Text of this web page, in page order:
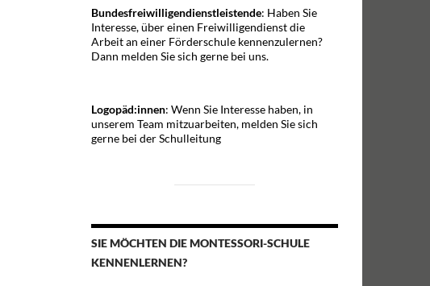
Bundesfreiwilligendienstleistende: Haben Sie
Interesse, über einen Freiwilligendienst die
Arbeit an einer Förderschule kennenzulernen?
Dann melden Sie sich gerne bei uns.
Logopäd:innen: Wenn Sie Interesse haben, in
unserem Team mitzuarbeiten, melden Sie sich
gerne bei der Schulleitung
SIE MÖCHTEN DIE MONTESSORI-SCHULE
KENNENLERNEN?